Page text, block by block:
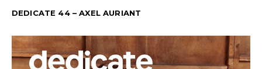
DEDICATE 44 – AXEL AURIANT